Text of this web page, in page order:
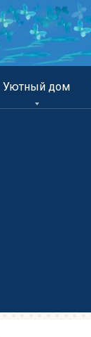
Уютный дом